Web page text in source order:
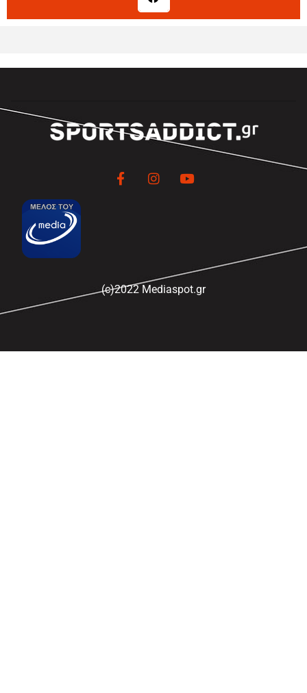
(c)2022 Mediaspot.gr